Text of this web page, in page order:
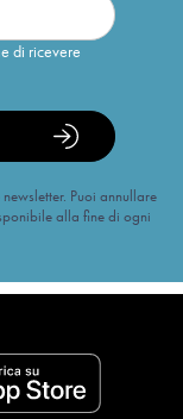
di ricevere
Puoi annullare
alla fine di ogni